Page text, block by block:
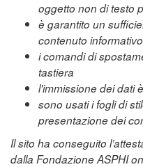
oggetto non di testo
è garantito un
contenuto
i comandi di
tastiera
l'immissione dei dati
sono usati i fogli di
presentazione dei
Il sito ha conseguito
dalla Fondazione ASPHI